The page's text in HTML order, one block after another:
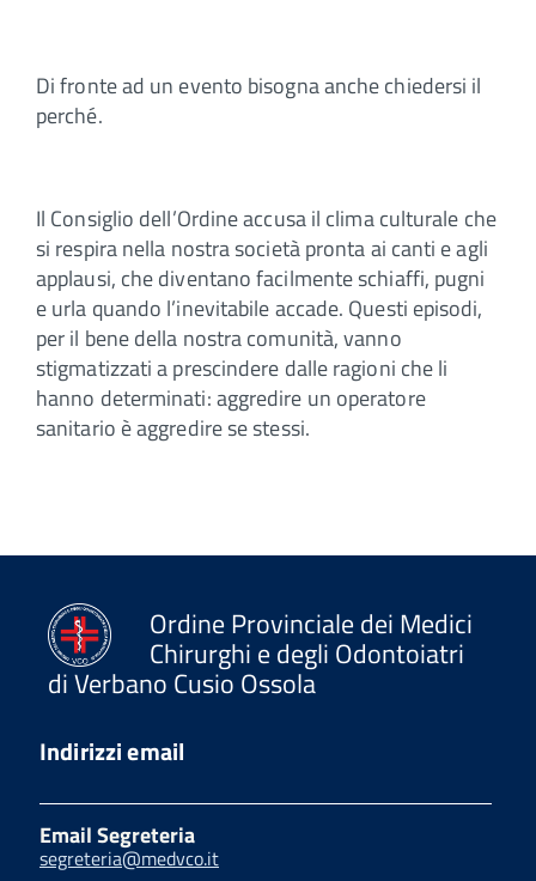
Di fronte ad un evento bisogna anche chiedersi il
perché.
Il Consiglio dell’Ordine accusa il clima culturale che
si respira nella nostra società pronta ai canti e agli
applausi, che diventano facilmente schiaffi, pugni
e urla quando l’inevitabile accade. Questi episodi,
per il bene della nostra comunità, vanno
stigmatizzati a prescindere dalle ragioni che li
hanno determinati: aggredire un operatore
sanitario è aggredire se stessi.
Ordine Provinciale dei Medici
Chirurghi e degli Odontoiatri
di Verbano Cusio Ossola
Indirizzi email
Email Segreteria
segreteria@medvco.it